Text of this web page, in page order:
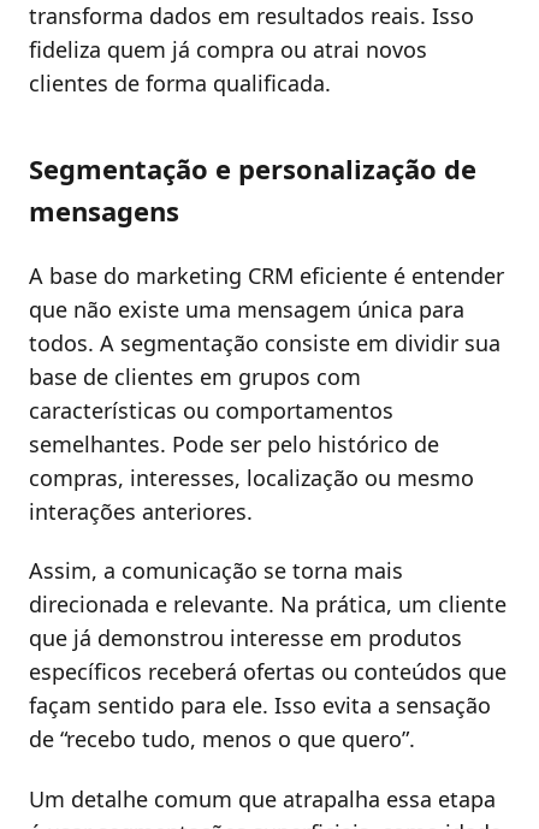
transforma dados em resultados reais. Isso
fideliza quem já compra ou atrai novos
clientes de forma qualificada.
Segmentação e personalização de
mensagens
A base do marketing CRM eficiente é entender
que não existe uma mensagem única para
todos. A segmentação consiste em dividir sua
base de clientes em grupos com
características ou comportamentos
semelhantes. Pode ser pelo histórico de
compras, interesses, localização ou mesmo
interações anteriores.
Assim, a comunicação se torna mais
direcionada e relevante. Na prática, um cliente
que já demonstrou interesse em produtos
específicos receberá ofertas ou conteúdos que
façam sentido para ele. Isso evita a sensação
de “recebo tudo, menos o que quero”.
Um detalhe comum que atrapalha essa etapa